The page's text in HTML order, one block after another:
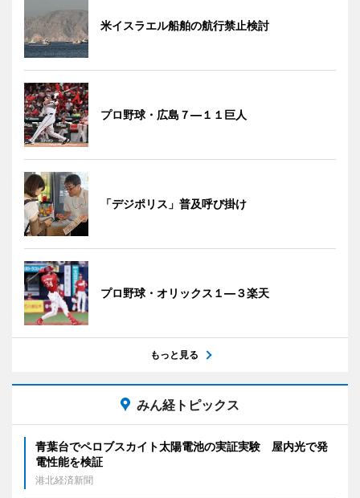
米イスラエル船舶の航行禁止検討
プロ野球・広島７―１１巨人
「デジポリス」普及呼び掛け
プロ野球・オリックス１―３楽天
もっと見る
みん経トピックス
青葉台でペロブスカイト太陽電池の実証実験 屋内光で発
電性能を検証
港北経済新聞